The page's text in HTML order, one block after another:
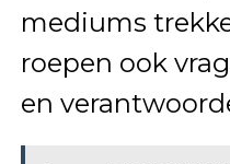
mediums
roepen ook
en